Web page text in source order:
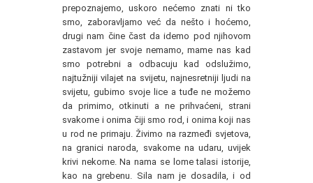
prepoznajemo, uskoro nećemo znati ni tko
smo, zaboravljamo već da nešto i hoćemo,
drugi nam čine čast da idemo pod njihovom
zastavom jer svoje nemamo, mame nas kad
smo potrebni a odbacuju kad odslužimo,
najtužniji vilajet na svijetu, najnesretniji ljudi na
svijetu, gubimo svoje lice a tuđe ne možemo
da primimo, otkinuti a ne prihvaćeni, strani
svakome i onima čiji smo rod, i onima koji nas
u rod ne primaju. Živimo na razmeđi svjetova,
na granici naroda, svakome na udaru, uvijek
krivi nekome. Na nama se lome talasi istorije,
kao na grebenu. Sila nam je dosadila, i od